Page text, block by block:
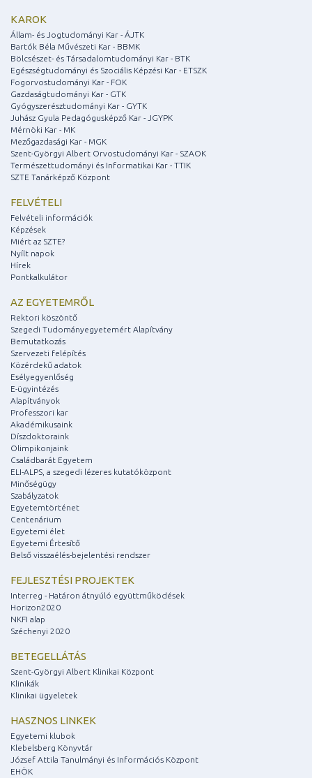
KAROK
Állam- és Jogtudományi Kar - ÁJTK
Bartók Béla Művészeti Kar - BBMK
Bölcsészet- és Társadalomtudományi Kar - BTK
Egészségtudományi és Szociális Képzési Kar - ETSZK
Fogorvostudományi Kar - FOK
Gazdaságtudományi Kar - GTK
Gyógyszerésztudományi Kar - GYTK
Juhász Gyula Pedagógusképző Kar - JGYPK
Mérnöki Kar - MK
Mezőgazdasági Kar - MGK
Szent-Györgyi Albert Orvostudományi Kar - SZAOK
Természettudományi és Informatikai Kar - TTIK
SZTE Tanárképző Központ
FELVÉTELI
Felvételi információk
Képzések
Miért az SZTE?
Nyílt napok
Hírek
Pontkalkulátor
AZ EGYETEMRŐL
Rektori köszöntő
Szegedi Tudományegyetemért Alapítvány
Bemutatkozás
Szervezeti felépítés
Közérdekű adatok
Esélyegyenlőség
E-ügyintézés
Alapítványok
Professzori kar
Akadémikusaink
Díszdoktoraink
Olimpikonjaink
Családbarát Egyetem
ELI-ALPS, a szegedi lézeres kutatóközpont
Minőségügy
Szabályzatok
Egyetemtörténet
Centenárium
Egyetemi élet
Egyetemi Értesítő
Belső visszaélés-bejelentési rendszer
FEJLESZTÉSI PROJEKTEK
Interreg - Határon átnyúló együttműködések
Horizon2020
NKFI alap
Széchenyi 2020
BETEGELLÁTÁS
Szent-Györgyi Albert Klinikai Központ
Klinikák
Klinikai ügyeletek
HASZNOS LINKEK
Egyetemi klubok
Klebelsberg Könyvtár
József Attila Tanulmányi és Információs Központ
EHÖK